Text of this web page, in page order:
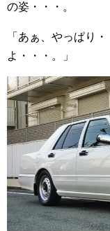
の姿・・・。
「あぁ、やっぱり
よ・・・。」